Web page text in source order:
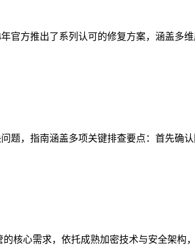
官方推出了系列认可的修复方案，涵盖多
题，指南涵盖多项关键排查要点：首先确
核心需求，依托成熟加密技术与安全架构